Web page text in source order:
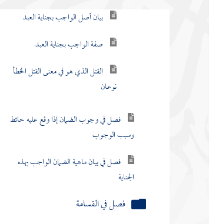
بيان أصل الواجب بجناية العبد
صفة الواجب بجناية العبد
القتل الذي هو في معنى القتل الخطأ
نوعان
فصل في وجوب الضمان إذا وقع عليه حائط
وسبب الوجوب
فصل في بيان ماهية الضمان الواجب بهذه
الجناية
فصل في القسامة